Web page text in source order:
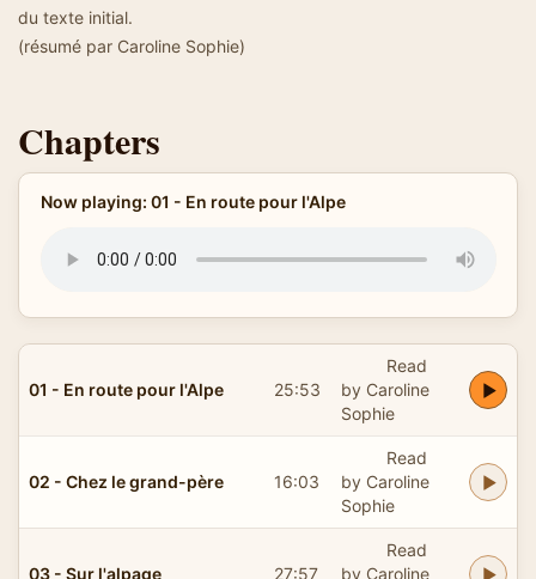
du texte initial.
(résumé par Caroline Sophie)
Chapters
Now playing: 01 - En route pour l'Alpe
01 - En route pour l'Alpe 25:53
Read
by Caroline
Sophie
02 - Chez le grand-père 16:03
Read
by Caroline
Sophie
03 - Sur l'alpage 27:57
Read
by Caroline